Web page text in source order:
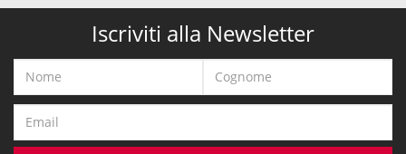
Iscriviti alla Newsletter